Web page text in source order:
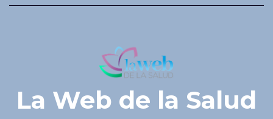
La Web de la Salud